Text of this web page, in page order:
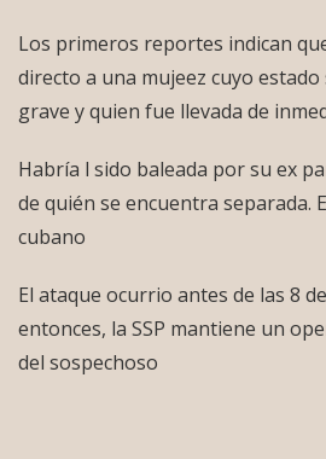
Los primeros reportes indican
directo a una mujeez cuyo
grave y quien fue llevada de
Habría l sido baleada por su ex
de quién se encuentra separada.
cubano
El ataque ocurrio antes de las 8
entonces, la SSP mantiene un
del sospechoso